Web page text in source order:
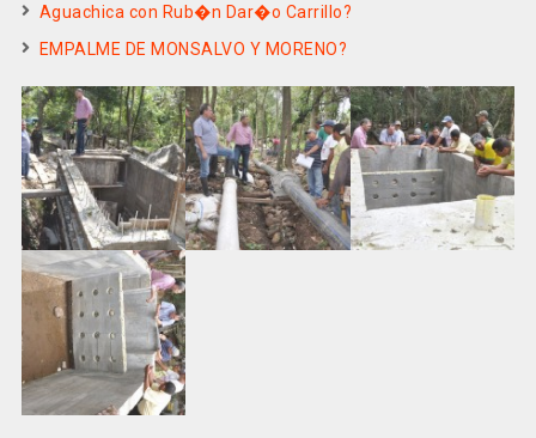
Aguachica con Rub�n Dar�o Carrillo?
EMPALME DE MONSALVO Y MORENO?